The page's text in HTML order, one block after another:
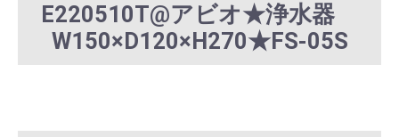
E220510T@アビオ★浄水器
W150×D120×H270★FS-05S